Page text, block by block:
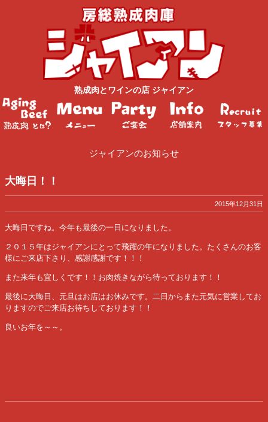
熟成肉と ワインの店 ジャイアン
ジャイアンのお知らせ
大晦日！！
2015年12月31日
大晦日ですね。今年も最後の一日になりました。
２０１５年はジャイアンにとって飛躍の年になりました。たくさんのお客
様にご来店下さり、感謝感謝です！！！
また来年も宜しくです！！お肉焼きながら待っております！！
最後に大晦日、元旦はお店はお休みです。二日からまた元気に営業してお
りますのでご来店お待ちしております！！
良いお年を～～。